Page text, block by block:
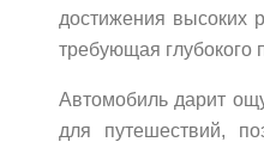
достижения высоких
требующая глубокого
Автомобиль дарит
для путешествий,